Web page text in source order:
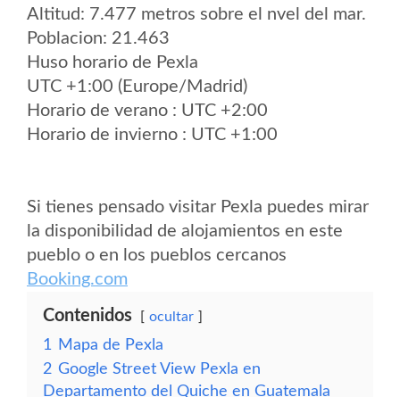
Altitud: 7.477 metros sobre el nvel del mar.
Poblacion: 21.463
Huso horario de Pexla
UTC +1:00 (Europe/Madrid)
Horario de verano : UTC +2:00
Horario de invierno : UTC +1:00
Si tienes pensado visitar Pexla puedes mirar
la disponibilidad de alojamientos en este
pueblo o en los pueblos cercanos
Booking.com
Contenidos ocultar
1
Mapa de Pexla
2 Google Street View Pexla en
Departamento del Quiche en Guatemala